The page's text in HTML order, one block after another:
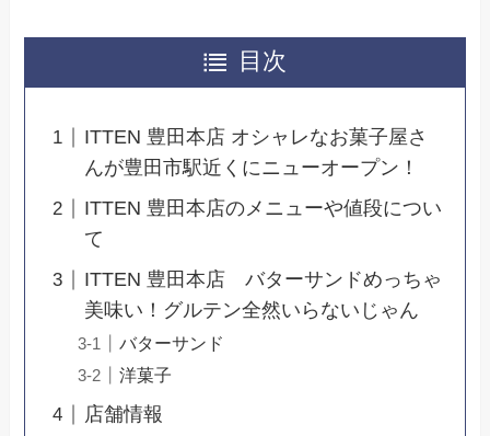
目次
ITTEN 豊田本店 オシャレなお菓子屋さ
んが豊田市駅近くにニューオープン！
ITTEN 豊田本店のメニューや値段につい
て
ITTEN 豊田本店 バターサンドめっちゃ
美味い！グルテン全然いらないじゃん
バターサンド
洋菓子
店舗情報